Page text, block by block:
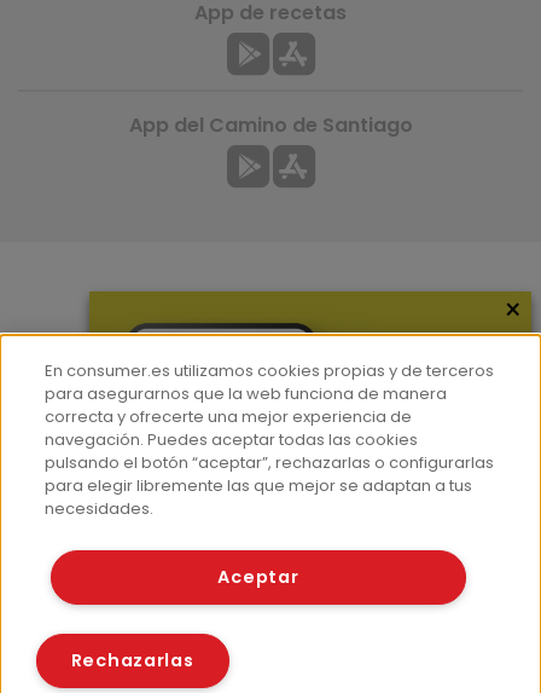
Hemeroteca
Contacto
Prensa
Corpus Lingüístico Consumer
App de recetas
App del Camino de Santiago
© Fundación EROSKI
Políticas de cookies
×
En consumer.es utilizamos cookies propias y de terceros
para asegurarnos que la web funciona de manera
correcta y ofrecerte una mejor experiencia de
navegación. Puedes aceptar todas las cookies
pulsando el botón “aceptar”, rechazarlas o configurarlas
para elegir libremente las que mejor se adaptan a tus
necesidades.
Aceptar
Rechazarlas